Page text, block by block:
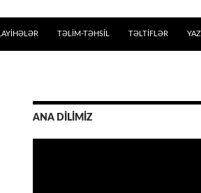
LAYİHƏLƏR TƏLIM-TƏHSIL TƏLTİFLƏR
ANA DİLİMİZ